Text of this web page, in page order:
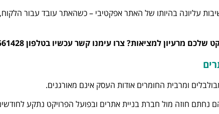
עליונה בהיותו של האתר אפקטיבי – כשהאתר עובד עבור
מרעיון למציאות? צרו עימנו קשר עכשיו בטלפון 03-7561428
ומרבית החומרים אודות העסק אינם מאורגנים.
נחתם חוזה מול חברת בניית אתרים ובפועל הפרויקט נתקע